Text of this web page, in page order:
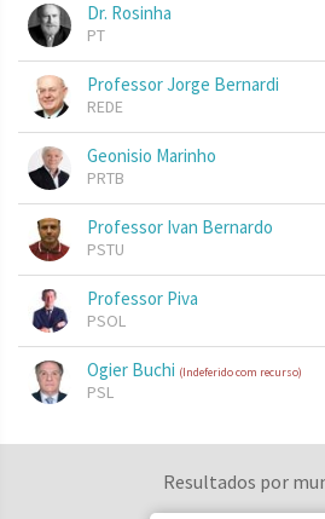
Dr. Rosinha
PT
Professor Jorge Bernardi
REDE
Geonisio Marinho
PRTB
Professor Ivan Bernardo
PSTU
Professor Piva
PSOL
Ogier Buchi (Indeferido com recurso)
PSL
Resultados por